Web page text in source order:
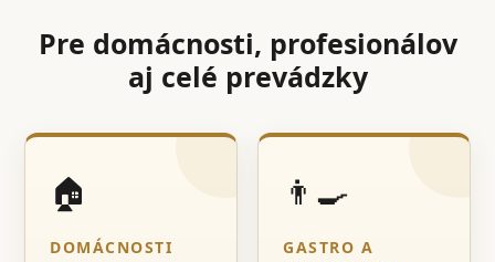
Pre domácnosti, profesionálov
aj celé prevádzky
🏠
DOMÁCNOSTI
👨‍🍳
GASTRO A